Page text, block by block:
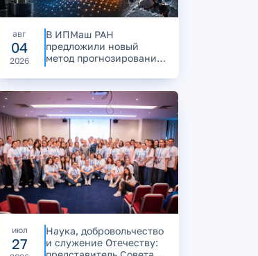
авг
04
2026
В ИПМаш РАН
предложили новый
метод прогнозирования
и разрушения
материалов
июл
27
Наука, добровольчество
и служение Отечеству: